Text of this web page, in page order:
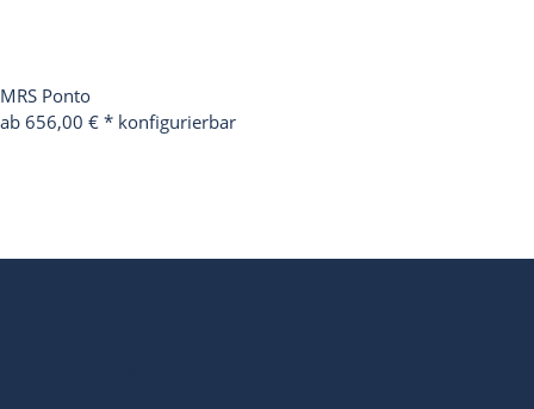
MRS Ponto
ab 656,00 € * konfigurierbar